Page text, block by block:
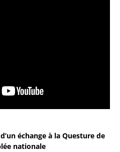
échange à la Questure de
nationale